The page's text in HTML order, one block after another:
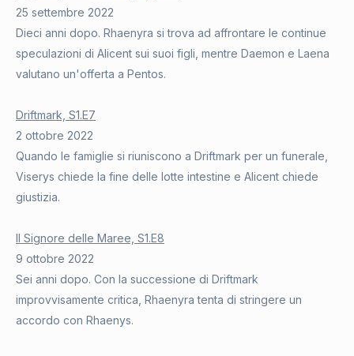
25 settembre 2022
Dieci anni dopo. Rhaenyra si trova ad affrontare le continue
speculazioni di Alicent sui suoi figli, mentre Daemon e Laena
valutano un'offerta a Pentos.
Driftmark, S1.E7
2 ottobre 2022
Quando le famiglie si riuniscono a Driftmark per un funerale,
Viserys chiede la fine delle lotte intestine e Alicent chiede
giustizia.
Il Signore delle Maree, S1.E8
9 ottobre 2022
Sei anni dopo. Con la successione di Driftmark
improvvisamente critica, Rhaenyra tenta di stringere un
accordo con Rhaenys.